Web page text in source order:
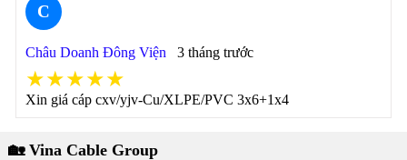
C
Châu Doanh Đông Viện 3 tháng trước
★★★★★
Xin giá cáp cxv/yjv-Cu/XLPE/PVC 3x6+1x4
🏡 Vina Cable Group